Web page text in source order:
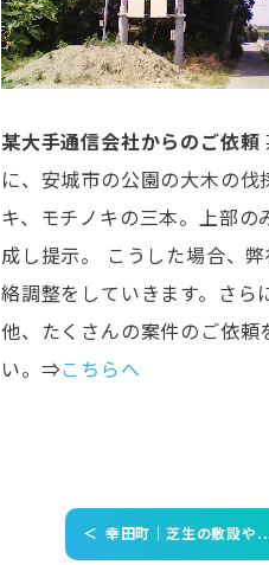
某大手通信会社からのご依頼
に、安城市の公園の大木の
キ、モチノキの三本。上部
成し提示。 こうした場合、
絡調整をしていきます。さら
他、たくさんの案件のご依
い。⇒こちらへ
＜ 幸田町｜芝生の敷設や